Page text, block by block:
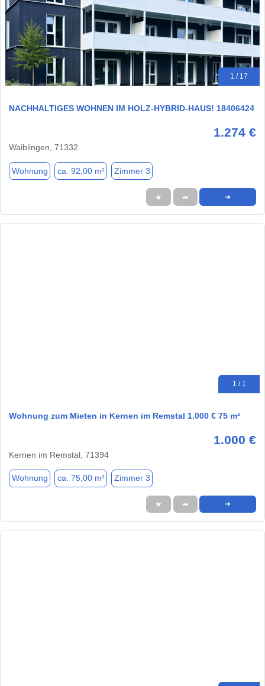
1 / 17
NACHHALTIGES WOHNEN IM HOLZ-HYBRID-HAUS! 18406424
1.274 €
Waiblingen, 71332
Wohnung ca. 92,00 m² Zimmer 3
★ ➦ ➜
1 / 1
Wohnung zum Mieten in Kernen im Remstal 1.000 € 75 m²
1.000 €
Kernen im Remstal, 71394
Wohnung ca. 75,00 m² Zimmer 3
★ ➦ ➜